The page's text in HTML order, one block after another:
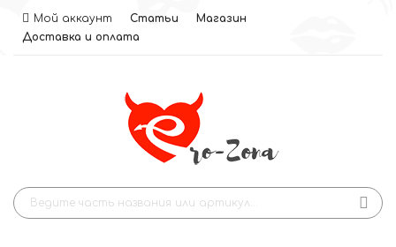
Мой аккаунт Статьи
Магазин
Доставка и оплата